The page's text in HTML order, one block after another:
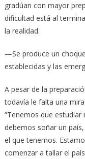
gradúan con mayor
dificultad está al
la realidad.
—Se produce un
establecidas y las
A pesar de la
todavía le falta una
“Tenemos que
debemos soñar un
el que tenemos.
comenzar a tallar el